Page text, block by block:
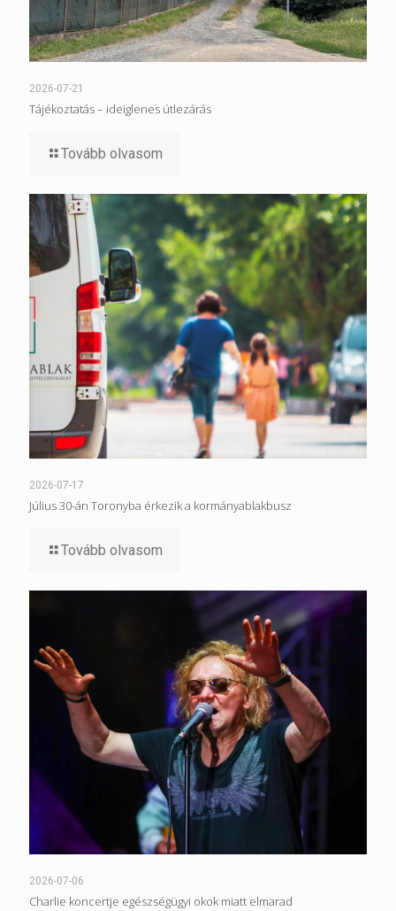
2026-07-21
Tájékoztatás – ideiglenes útlezárás
Tovább olvasom
2026-07-17
Július 30-án Toronyba érkezik a kormányablakbusz
Tovább olvasom
2026-07-06
Charlie koncertje egészségügyi okok miatt elmarad